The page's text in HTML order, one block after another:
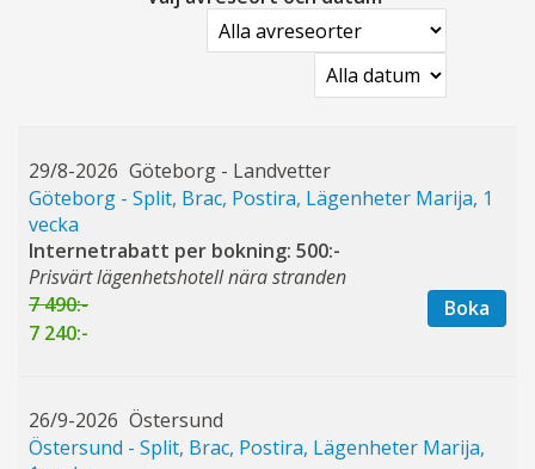
29/8-2026 Göteborg - Landvetter
Göteborg - Split, Brac, Postira, Lägenheter Marija, 1
vecka
Internetrabatt per bokning: 500:-
Prisvärt lägenhetshotell nära stranden
7 490:-
7 240:-
Boka
26/9-2026 Östersund
Östersund - Split, Brac, Postira, Lägenheter Marija,